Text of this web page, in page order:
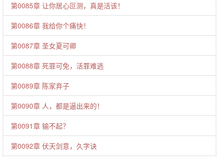
第0085章 让你居心叵测，真是活该！
第0086章 我给你个痛快！
第0087章 圣女夏可卿
第0088章 死罪可免，活罪难逃
第0089章 陈家弃子
第0090章 人，都是逼出来的！
第0091章 输不起？
第0092章 伏天剑意，久字诀